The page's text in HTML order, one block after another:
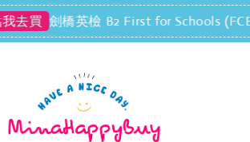
劍橋英檢 B2 First for Schools (FCE) 口